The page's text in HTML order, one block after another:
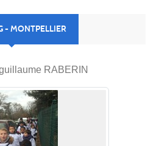
- MONTPELLIER
RABERIN